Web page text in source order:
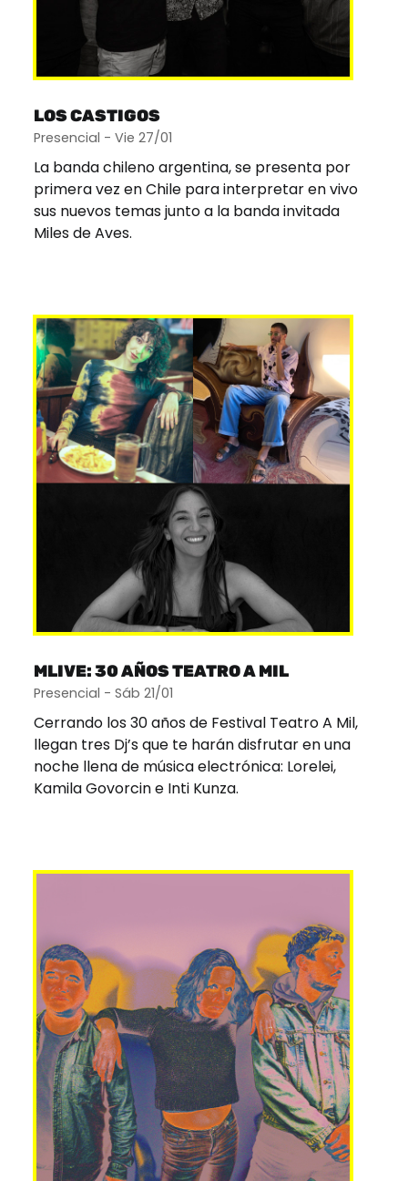
LOS CASTIGOS
Presencial - Vie 27/01
La banda chileno argentina, se presenta por
primera vez en Chile para interpretar en vivo
sus nuevos temas junto a la banda invitada
Miles de Aves.
MLIVE: 30 AÑOS TEATRO A MIL
Presencial - Sáb 21/01
Cerrando los 30 años de Festival Teatro A Mil,
llegan tres Dj’s que te harán disfrutar en una
noche llena de música electrónica: Lorelei,
Kamila Govorcin e Inti Kunza.